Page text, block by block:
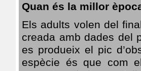
Quan és la millor
Els adults volen del
creada amb dades del
es produeix el pic
espècie és que com